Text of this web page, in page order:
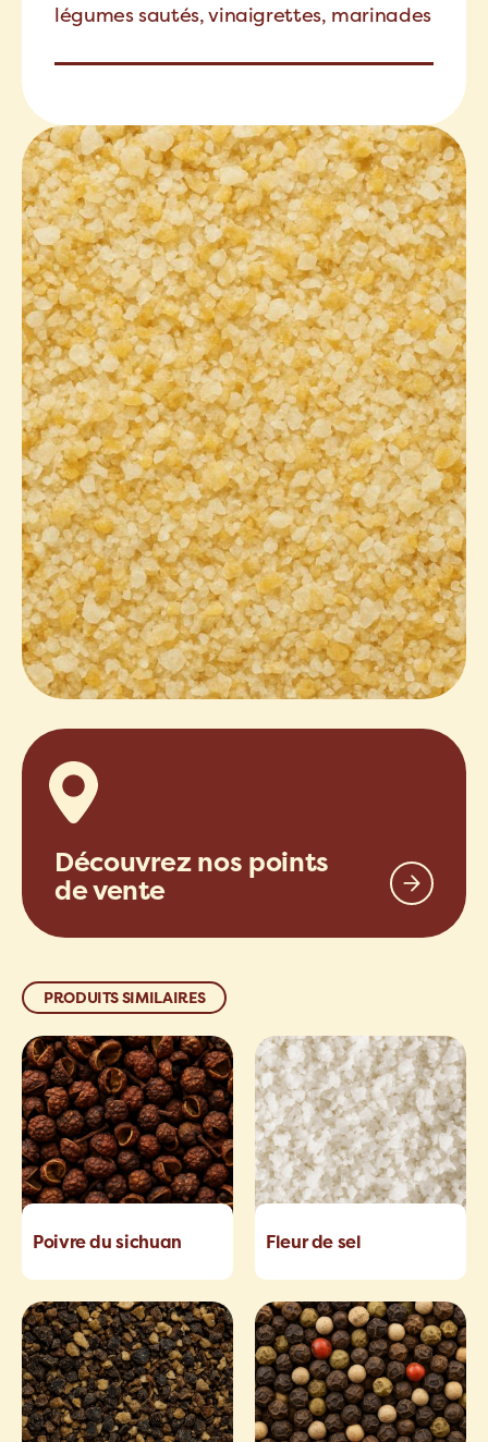
légumes sautés, vinaigrettes, marinades
Découvrez nos points
de vente
PRODUITS SIMILAIRES
Poivre du sichuan Fleur de sel